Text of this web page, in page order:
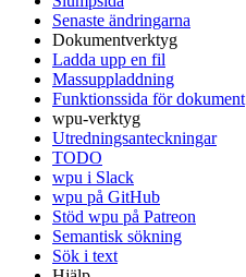
Senaste ändringarna
Dokumentverktyg
Ladda upp en fil
Massuppladdning
Funktionssida för dokument
wpu-verktyg
Utredningsanteckningar
TODO
wpu i Slack
wpu på GitHub
Stöd wpu på Patreon
Semantisk sökning
Sök i text